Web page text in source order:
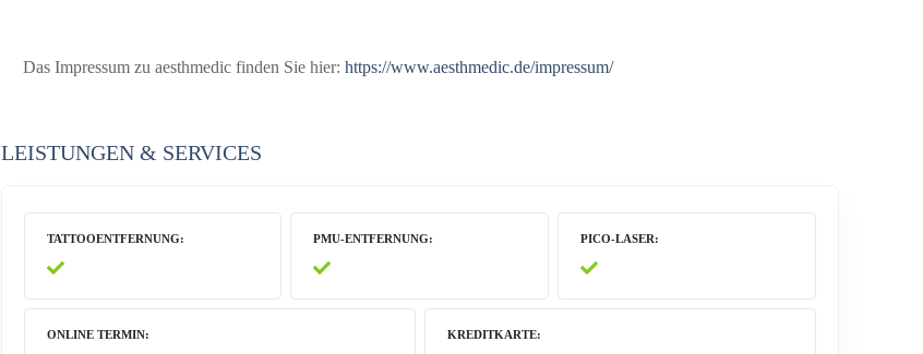
Das Impressum zu aesthmedic finden Sie hier: https://www.aesthmedic.de/impressum/
LEISTUNGEN & SERVICES
TATTOOENTFERNUNG PMU-ENTFERNUNG PICO-LASER
ONLINE TERMIN KREDITKARTE